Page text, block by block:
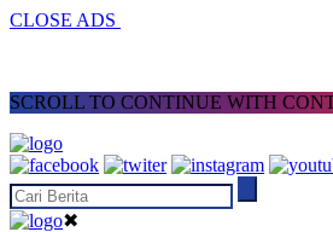
CLOSE ADS
SCROLL TO CONTINUE WITH
✖